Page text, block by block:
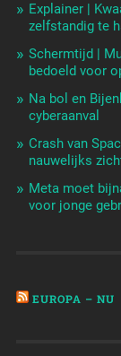
Explainer |
zelfstandig te
Schermtijd |
bedoeld voor
Na bol en
cyberaanval
Crash van
nauwelijks
Meta moet
voor jonge
EUROPA – NU